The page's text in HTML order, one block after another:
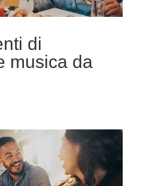
di
musica da